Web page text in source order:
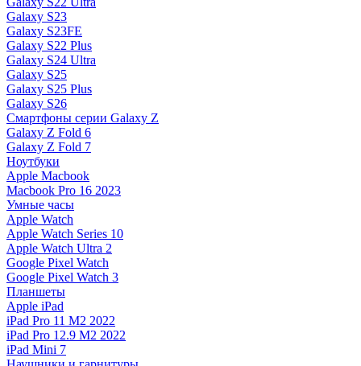
Galaxy S23
Galaxy S23FE
Galaxy S22 Plus
Galaxy S24 Ultra
Galaxy S25
Galaxy S25 Plus
Galaxy S26
Смартфоны серии Galaxy Z
Galaxy Z Fold 6
Galaxy Z Fold 7
Ноутбуки
Apple Macbook
Macbook Pro 16 2023
Умные часы
Apple Watch
Apple Watch Series 10
Apple Watch Ultra 2
Google Pixel Watch
Google Pixel Watch 3
Планшеты
Apple iPad
iPad Pro 11 M2 2022
iPad Pro 12.9 M2 2022
iPad Mini 7